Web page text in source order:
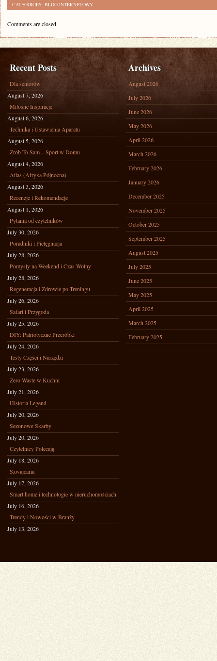
CATEGORIES: BLOG INTERNETOWY
Comments are closed.
Recent Posts
Dla seniorów
August 7, 2026
Miłosne Inspiracje
August 6, 2026
Technika i Ustawienia Aparatu
August 5, 2026
Zrób To Sam – Sport w Domu
August 4, 2026
Atlas (Afryka Północna)
August 3, 2026
Recenzje i Rekomendacje
August 1, 2026
Pytania od czytelników
July 30, 2026
Poradniki i Pielęgnacja
July 28, 2026
Pomysły na Weekend i Czas Wolny
July 28, 2026
Regeneracja i Zdrowie po Treningu
July 26, 2026
Safari i Przygoda
July 25, 2026
DIY: Patriotyczne Przeróbki
July 24, 2026
Testy Części i Narzędzi
July 23, 2026
Zero Waste w Kuchni
July 21, 2026
Historia Legend
July 20, 2026
Sezonowe Skarby
July 20, 2026
Czytelnicy Polecają
July 18, 2026
Szwajcaria
July 17, 2026
Smart home i technologie w nieruchomościach
July 16, 2026
Trendy i Nowości w Branży
July 13, 2026
Archives
August 2026
July 2026
June 2026
May 2026
April 2026
March 2026
February 2026
January 2026
December 2025
November 2025
October 2025
September 2025
August 2025
July 2025
June 2025
May 2025
April 2025
March 2025
February 2025